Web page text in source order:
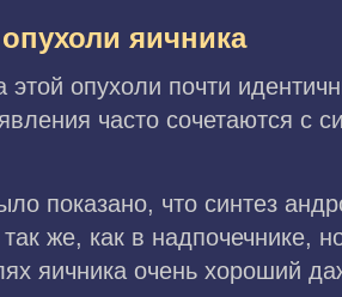
яичника
опухоли почти
часто сочетаются
показано, что синтез
же, как в надпочечнике,
яичника очень хороший